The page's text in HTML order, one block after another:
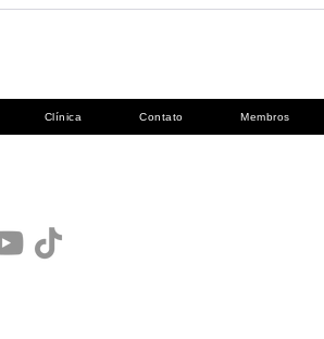
Clínica Contato Membros